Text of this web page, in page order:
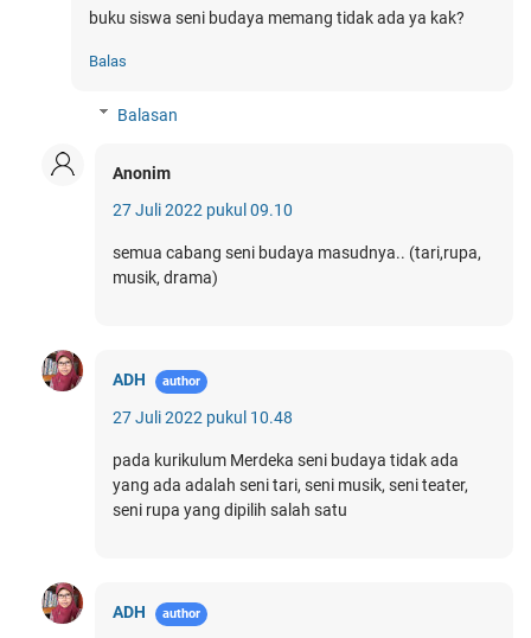
buku siswa seni budaya memang tidak ada ya kak?
Balas
Balasan
Anonim
27 Juli 2022 pukul 09.10
semua cabang seni budaya masudnya.. (tari,rupa,
musik, drama)
ADH
27 Juli 2022 pukul 10.48
pada kurikulum Merdeka seni budaya tidak ada
yang ada adalah seni tari, seni musik, seni teater,
seni rupa yang dipilih salah satu
ADH